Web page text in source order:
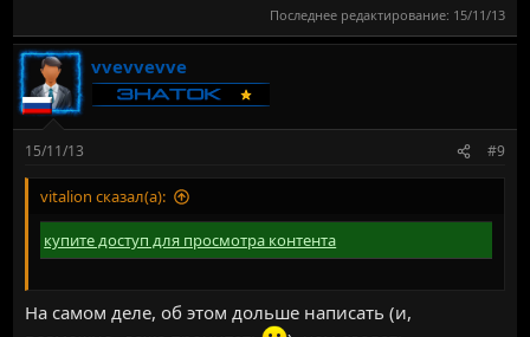
Последнее редактирование: 15/11/13
vvevvevve
15/11/13 #9
vitalion сказал(а):
купите доступ для просмотра контента
На самом деле, об этом дольше написать (и,